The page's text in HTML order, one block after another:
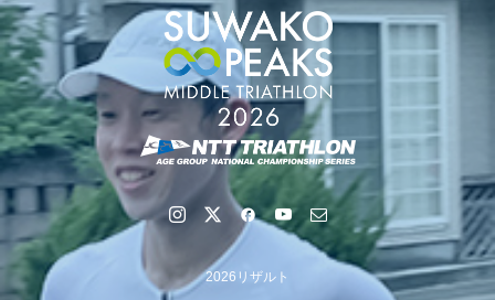
2026リザルト